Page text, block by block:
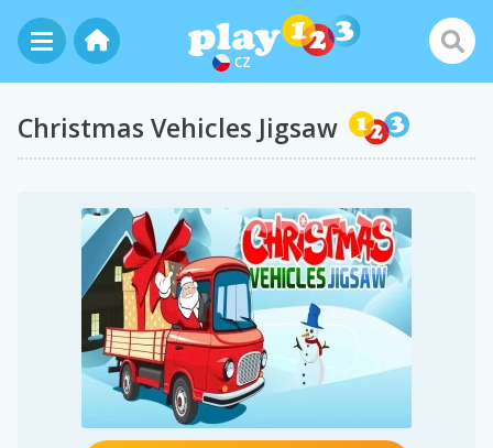
CZ
Christmas Vehicles Jigsaw